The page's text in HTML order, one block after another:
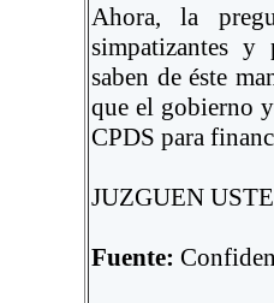
Ahora, la
simpatizantes y
saben de éste
que el gobierno
CPDS para
JUZGUEN
Fuente: